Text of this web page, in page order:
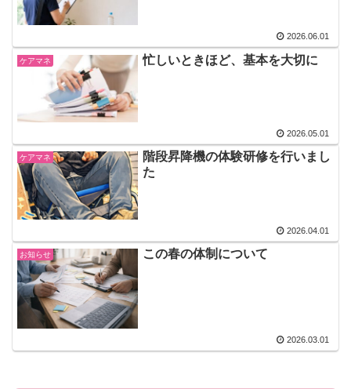
2026.06.01
ケアマネ 忙しいときほど、基本を大切に
2026.05.01
ケアマネ
階段昇降機の体験研修を行いまし
た
2026.04.01
お知らせ この春の体制について
2026.03.01